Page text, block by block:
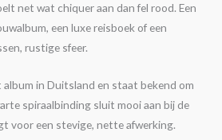
net wat chiquer aan dan fel rood. Een
een luxe reisboek of een
rustige sfeer.
in Duitsland en staat bekend om
spiraalbinding sluit mooi aan bij de
voor een stevige, nette afwerking.